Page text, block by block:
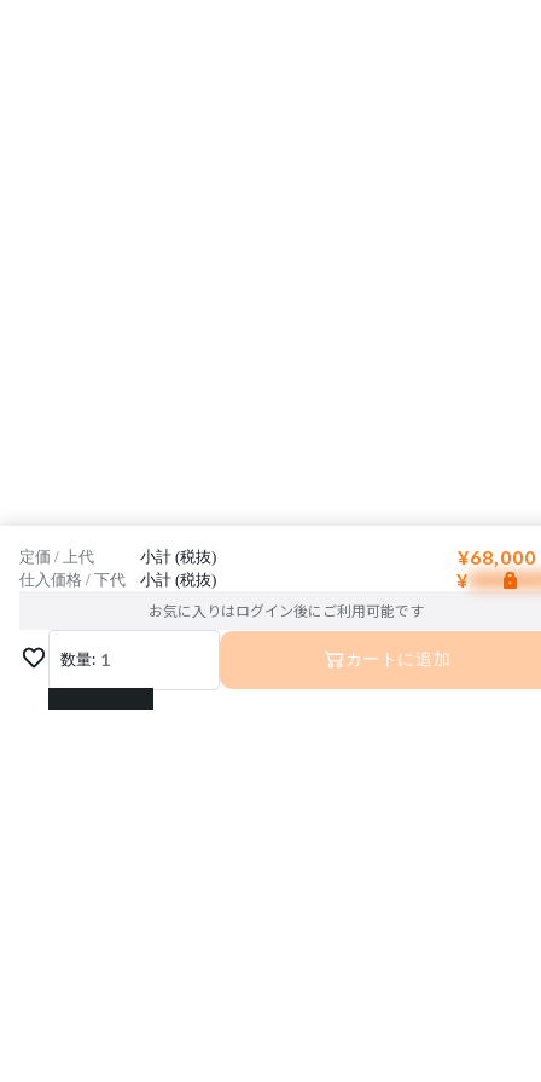
定価 / 上代 小計 (税抜) ¥68,000
仕入価格 / 下代 小計 (税抜) ¥
お気に入りはログイン後にご利用可能です
数量: 1
1
カートに追加